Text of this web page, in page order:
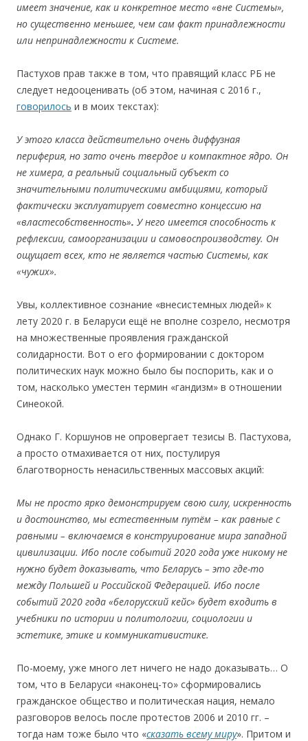
имеет значение, как и конкретное место «вне Системы»,
но существенно меньшее, чем сам факт принадлежности
или непринадлежности к Системе.
Пастухов прав также в том, что правящий класс РБ не
следует недооценивать (об этом, начиная с 2016 г.,
говорилось и в моих текстах):
У этого класса действительно очень диффузная
периферия, но зато очень твердое и компактное ядро. Он
не химера, а реальный социальный субъект со
значительными политическими амбициями, который
фактически эксплуатирует совместно концессию на
«властесобственность». У него имеется способность к
рефлексии, самоорганизации и самовоспроизводству. Он
ощущает всех, кто не является частью Системы, как
«чужих».
Увы, коллективное сознание «внесистемных людей» к
лету 2020 г. в Беларуси ещё не вполне созрело, несмотря
на множественные проявления гражданской
солидарности. Вот о его формировании с доктором
политических наук можно было бы поспорить, как и о
том, насколько уместен термин «гандизм» в отношении
Синеокой.
Однако Г. Коршунов не опровергает тезисы В. Пастухова,
а просто отмахивается от них, постулируя
благотворность ненасильственных массовых акций:
Мы не просто ярко демонстрируем свою силу, искренность
и достоинство, мы естественным путём – как равные с
равными – включаемся в конструирование мира западной
цивилизации. Ибо после событий 2020 года уже никому не
нужно будет доказывать, что Беларусь – это где-то
между Польшей и Российской Федерацией. Ибо после
событий 2020 года «белорусский кейс» будет входить в
учебники по истории и политологии, социологии и
эстетике, этике и коммуникативистике.
По-моему, уже много лет ничего не надо доказывать… О
том, что в Беларуси «наконец-то» сформировались
гражданское общество и политическая нация, немало
разговоров велось после протестов 2006 и 2010 гг. –
тогда нам тоже было что «сказать всему миру». Притом и